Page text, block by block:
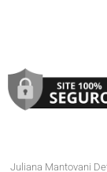
Juliana Mantovani